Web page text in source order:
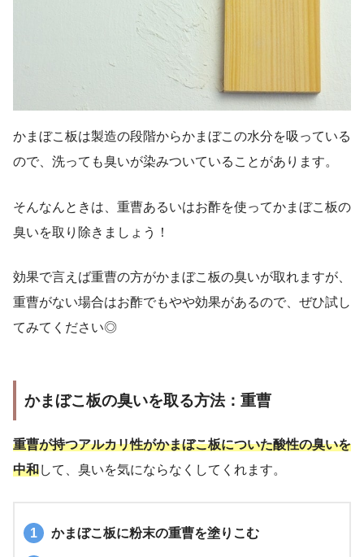
かまぼこ板は製造の段階からかまぼこの水分を吸っている
ので、洗っても臭いが染みついていることがあります。
そんなんときは、重曹あるいはお酢を使ってかまぼこ板の
臭いを取り除きましょう！
効果で言えば重曹の方がかまぼこ板の臭いが取れますが、
重曹がない場合はお酢でもやや効果があるので、ぜひ試し
てみてください◎
かまぼこ板の臭いを取る方法：重曹
重曹が持つアルカリ性がかまぼこ板についた酸性の臭いを
中和して、臭いを気にならなくしてくれます。
かまぼこ板に粉末の重曹を塗りこむ